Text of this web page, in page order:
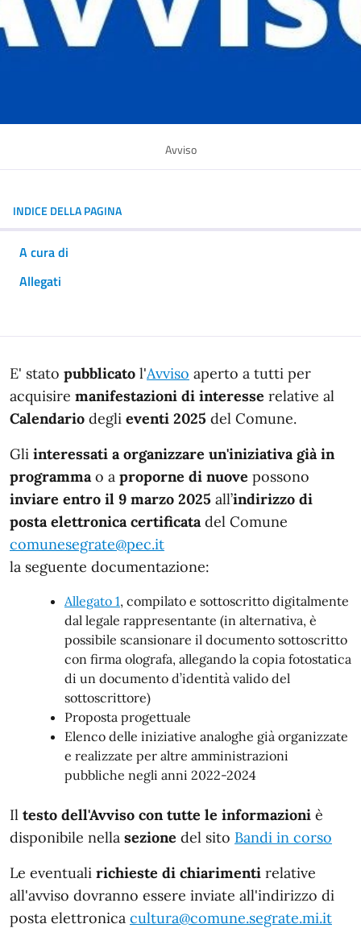
Avviso
INDICE DELLA PAGINA
A cura di
Allegati
In dettaglio
E' stato pubblicato l'Avviso aperto a tutti per
acquisire manifestazioni di interesse relative al
Calendario degli eventi 2025 del Comune.
Gli interessati a organizzare un'iniziativa già in
programmao a proporne di nuove possono
inviare entro il 9 marzo 2025 all’indirizzo di
posta elettronica certificatadel Comune
comunesegrate@pec.it
la seguente documentazione:
Allegato 1, compilato e sottoscritto digitalmente
dal legale rappresentante (in alternativa, è
possibile scansionare il documento sottoscritto
con firma olografa, allegando la copia fotostatica
di un documento d’identità valido del
sottoscrittore)
Proposta progettuale
Elenco delle iniziative analoghe già organizzate
e realizzate per altre amministrazioni
pubbliche negli anni 2022-2024
Il testo dell'Avviso con tutte le informazioni è
disponibile nella sezione del sito Bandi in corso
Le eventuali richieste di chiarimenti relative
all'avviso dovranno essere inviate all'indirizzo di
posta elettronica cultura@comune.segrate.mi.it